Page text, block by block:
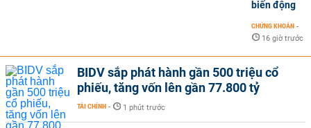
biến động
CHỨNG KHOÁN -
16 giờ trước
BIDV sắp phát hành gần 500 triệu cổ
phiếu, tăng vốn lên gần 77.800 tỷ
TÀI CHÍNH - 1 phút trước